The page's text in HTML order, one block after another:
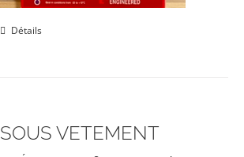
Détails
SOUS VETEMENT